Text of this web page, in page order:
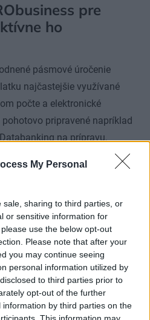
My Personal
sale, sharing to third parties, or
or sensitive information for
use the below opt-out
Please note that after your
you may continue seeing
personal information utilized by
to third parties prior to
opt-out of the further
by third parties on the
This information may
pre
ho
pásmové úročenie
najčastejšie využívané
počte a elektronické
pripravené napríklad
na prípravu,
účtu neplatíte, ak je
Sporotel:
a financovanie